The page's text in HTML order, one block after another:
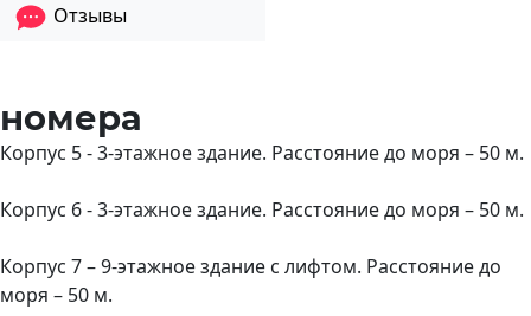
Отзывы
номера
Корпус 5 - 3-этажное здание. Расстояние до моря – 50 м.
Корпус 6 - 3-этажное здание. Расстояние до моря – 50 м.
Корпус 7 – 9-этажное здание с лифтом. Расстояние до
моря – 50 м.